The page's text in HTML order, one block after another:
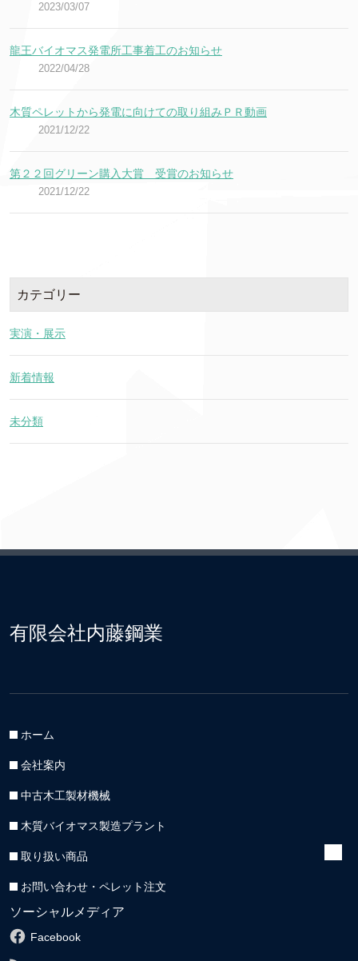
2023/03/07
龍王バイオマス発電所工事着工のお知らせ
2022/04/28
木質ペレットから発電に向けての取り組みＰＲ動画
2021/12/22
第２２回グリーン購入大賞 受賞のお知らせ
2021/12/22
カテゴリー
実演・展示
新着情報
未分類
有限会社内藤鋼業
ホーム
会社案内
中古木工製材機械
木質バイオマス製造プラント
取り扱い商品
お問い合わせ・ペレット注文
ソーシャルメディア
Facebook